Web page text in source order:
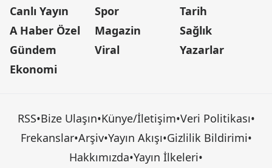
Canlı Yayın
A Haber Özel
Gündem
Ekonomi
Spor
Magazin
Viral
Tarih
Sağlık
Yazarlar
RSS•Bize Ulaşın•Künye/İletişim•Veri Politikası•
Frekanslar•Arşiv•Yayın Akışı•Gizlilik Bildirimi•
Hakkımızda•Yayın İlkeleri•